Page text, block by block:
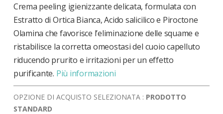
Crema peeling igienizzante delicata, formulata con
Estratto di Ortica Bianca, Acido salicilico e Piroctone
Olamina che favorisce l’eliminazione delle squame e
ristabilisce la corretta omeostasi del cuoio capelluto
riducendo prurito e irritazioni per un effetto
purificante. Più informazioni
OPZIONE DI ACQUISTO SELEZIONATA : PRODOTTO
STANDARD